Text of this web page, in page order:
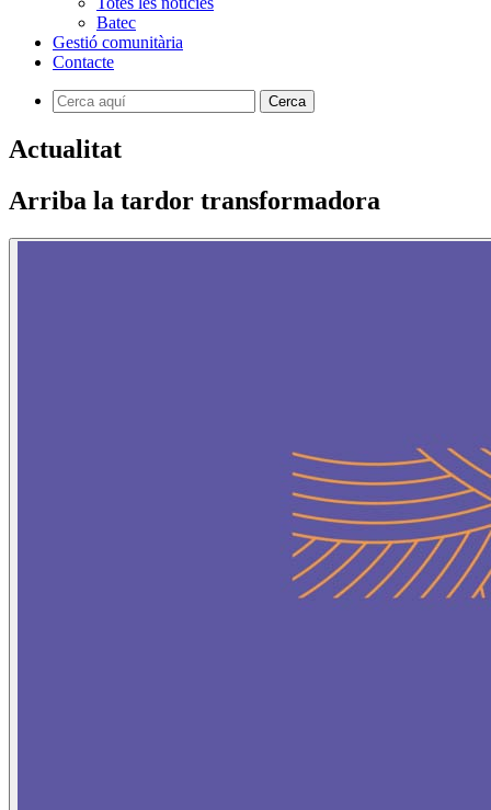
Batec
Gestió comunitària
Contacte
Actualitat
Arriba la tardor transformadora